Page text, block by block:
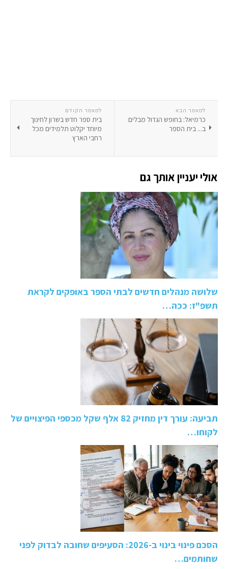
למאמר הקודם
בית ספר חדש בשרון לחינוך
מיוחד יקלוט תלמידים מכל
רחבי הארץ
למאמר הבא
כרמיאל: בחופש הגדול מבלים
ב... בית הספר
אולי יעניין אותך גם
שלושה מנהלים חדשים לבתי הספר באופקים לקראת
תשפ"ז: ככה…
תביעה: עורך דין מחזיק 82 אלף שקל מכספי הפיצויים של
לקוחו…
הסכם פינוי בינוי ב-2026: הסעיפים שחובה לבדוק לפני
שחותמים…